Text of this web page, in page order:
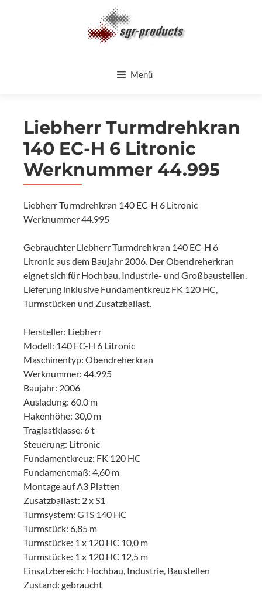
Menü
Liebherr Turmdrehkran
140 EC-H 6 Litronic
Werknummer 44.995
Liebherr Turmdrehkran 140 EC-H 6 Litronic
Werknummer 44.995
Gebrauchter Liebherr Turmdrehkran 140 EC-H 6
Litronic aus dem Baujahr 2006. Der Obendreherkran
eignet sich für Hochbau, Industrie- und Großbaustellen.
Lieferung inklusive Fundamentkreuz FK 120 HC,
Turmstücken und Zusatzballast.
Hersteller: Liebherr
Modell: 140 EC-H 6 Litronic
Maschinentyp: Obendreherkran
Werknummer: 44.995
Baujahr: 2006
Ausladung: 60,0 m
Hakenhöhe: 30,0 m
Traglastklasse: 6 t
Steuerung: Litronic
Fundamentkreuz: FK 120 HC
Fundamentmaß: 4,60 m
Montage auf A3 Platten
Zusatzballast: 2 x S1
Turmsystem: GTS 140 HC
Turmstück: 6,85 m
Turmstücke: 1 x 120 HC 10,0 m
Turmstücke: 1 x 120 HC 12,5 m
Einsatzbereich: Hochbau, Industrie, Baustellen
Zustand: gebraucht